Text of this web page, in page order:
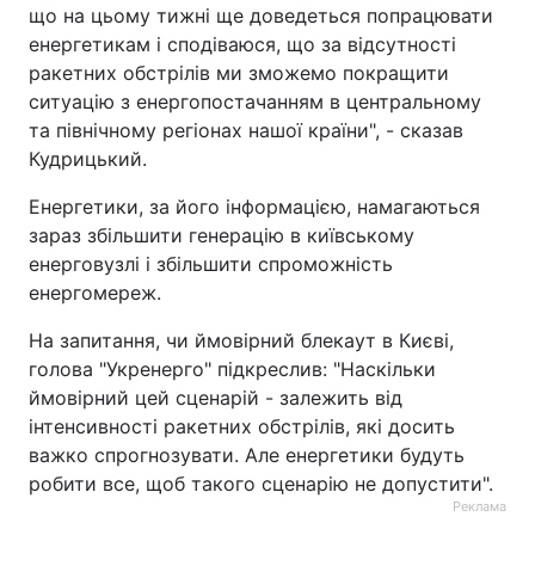
що на цьому тижні ще доведеться попрацювати
енергетикам і сподіваюся, що за відсутності
ракетних обстрілів ми зможемо покращити
ситуацію з енергопостачанням в центральному
та північному регіонах нашої країни", - сказав
Кудрицький.
Енергетики, за його інформацією, намагаються
зараз збільшити генерацію в київському
енерговузлі і збільшити спроможність
енергомереж.
На запитання, чи ймовірний блекаут в Києві,
голова "Укренерго" підкреслив: "Наскільки
ймовірний цей сценарій - залежить від
інтенсивності ракетних обстрілів, які досить
важко спрогнозувати. Але енергетики будуть
робити все, щоб такого сценарію не допустити".
Реклама